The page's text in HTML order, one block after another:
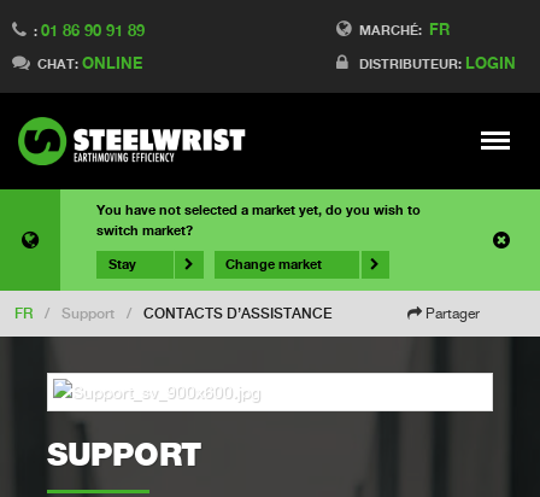
MARCHÉ: FR
DISTRIBUTEUR: LOGIN
: 01 86 90 91 89
CHAT: ONLINE
Meny
You have not selected a market yet, do you wish to
switch market?
Stay Change market
FR / Support / CONTACTS D’ASSISTANCE Partager
SUPPORT